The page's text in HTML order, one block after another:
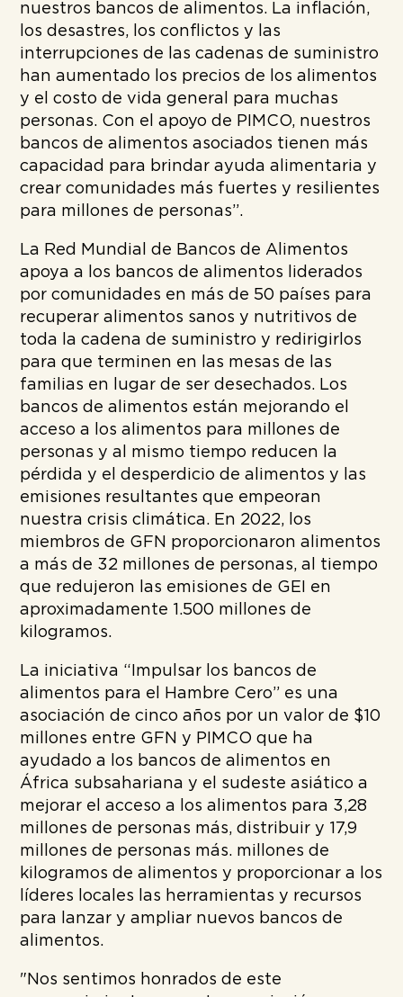
nuestros bancos de alimentos. La inflación,
los desastres, los conflictos y las
interrupciones de las cadenas de suministro
han aumentado los precios de los alimentos
y el costo de vida general para muchas
personas. Con el apoyo de PIMCO, nuestros
bancos de alimentos asociados tienen más
capacidad para brindar ayuda alimentaria y
crear comunidades más fuertes y resilientes
para millones de personas”.
La Red Mundial de Bancos de Alimentos
apoya a los bancos de alimentos liderados
por comunidades en más de 50 países para
recuperar alimentos sanos y nutritivos de
toda la cadena de suministro y redirigirlos
para que terminen en las mesas de las
familias en lugar de ser desechados. Los
bancos de alimentos están mejorando el
acceso a los alimentos para millones de
personas y al mismo tiempo reducen la
pérdida y el desperdicio de alimentos y las
emisiones resultantes que empeoran
nuestra crisis climática. En 2022, los
miembros de GFN proporcionaron alimentos
a más de 32 millones de personas, al tiempo
que redujeron las emisiones de GEI en
aproximadamente 1.500 millones de
kilogramos.
La iniciativa “Impulsar los bancos de
alimentos para el Hambre Cero” es una
asociación de cinco años por un valor de $10
millones entre GFN y PIMCO que ha
ayudado a los bancos de alimentos en
África subsahariana y el sudeste asiático a
mejorar el acceso a los alimentos para 3,28
millones de personas más, distribuir y 17,9
millones de personas más. millones de
kilogramos de alimentos y proporcionar a los
líderes locales las herramientas y recursos
para lanzar y ampliar nuevos bancos de
alimentos.
"Nos sentimos honrados de este